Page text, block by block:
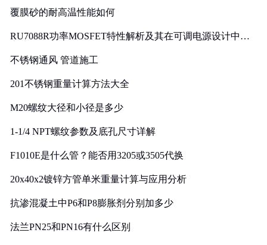
覆膜砂的耐高温性能如何
RU7088R功率MOSFET特性解析及其在可调电源设计中的
不锈钢通风 管道施工
201不锈钢重量计算方法大全
M20螺纹大径和小径是多少
1-1/4 NPT螺纹参数及底孔尺寸详解
F1010E是什么管？能否用3205或3505代换
20x40x2镀锌方管单米重量计算与应用分析
抗渗混凝土中P6和P8膨胀剂分别加多少
法兰PN25和PN16有什么区别